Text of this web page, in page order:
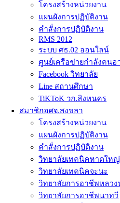
โครงสร้างหน่วยงาน
แผนผังการปฏิบัติงาน
คำสั่งการปฏิบัติงาน
RMS 2012
ระบบ ศธ.02 ออนใลน์
ศูนย์เครือข่ายกำลังคนอ
Facebook วิทยาลัย
Line สถานศึกษา
TiKToK วก.สิงหนคร
สมาชิกอศจ.สงขลา
โครงสร้างหน่วยงาน
แผนผังการปฏิบัติงาน
คำสั่งการปฏิบัติงาน
วิทยาลัยเทคนิคหาดใหญ่
วิทยาลัยเทคนิคจะนะ
วิทยาลัยการอาชีพหลว
วิทยาลัยการอาชีพนาทวี